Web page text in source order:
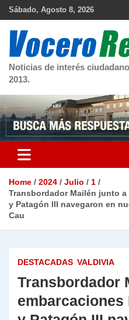
Skip
Sábado, Agosto 8, 2026
Noticias de interés
2013.
Home 2024 Julio
1
Transbordador Mailén junto
y Patagón III navegaron en
Cau
DESTACADAS VALDIVIA
Transbordador
embarcaciones